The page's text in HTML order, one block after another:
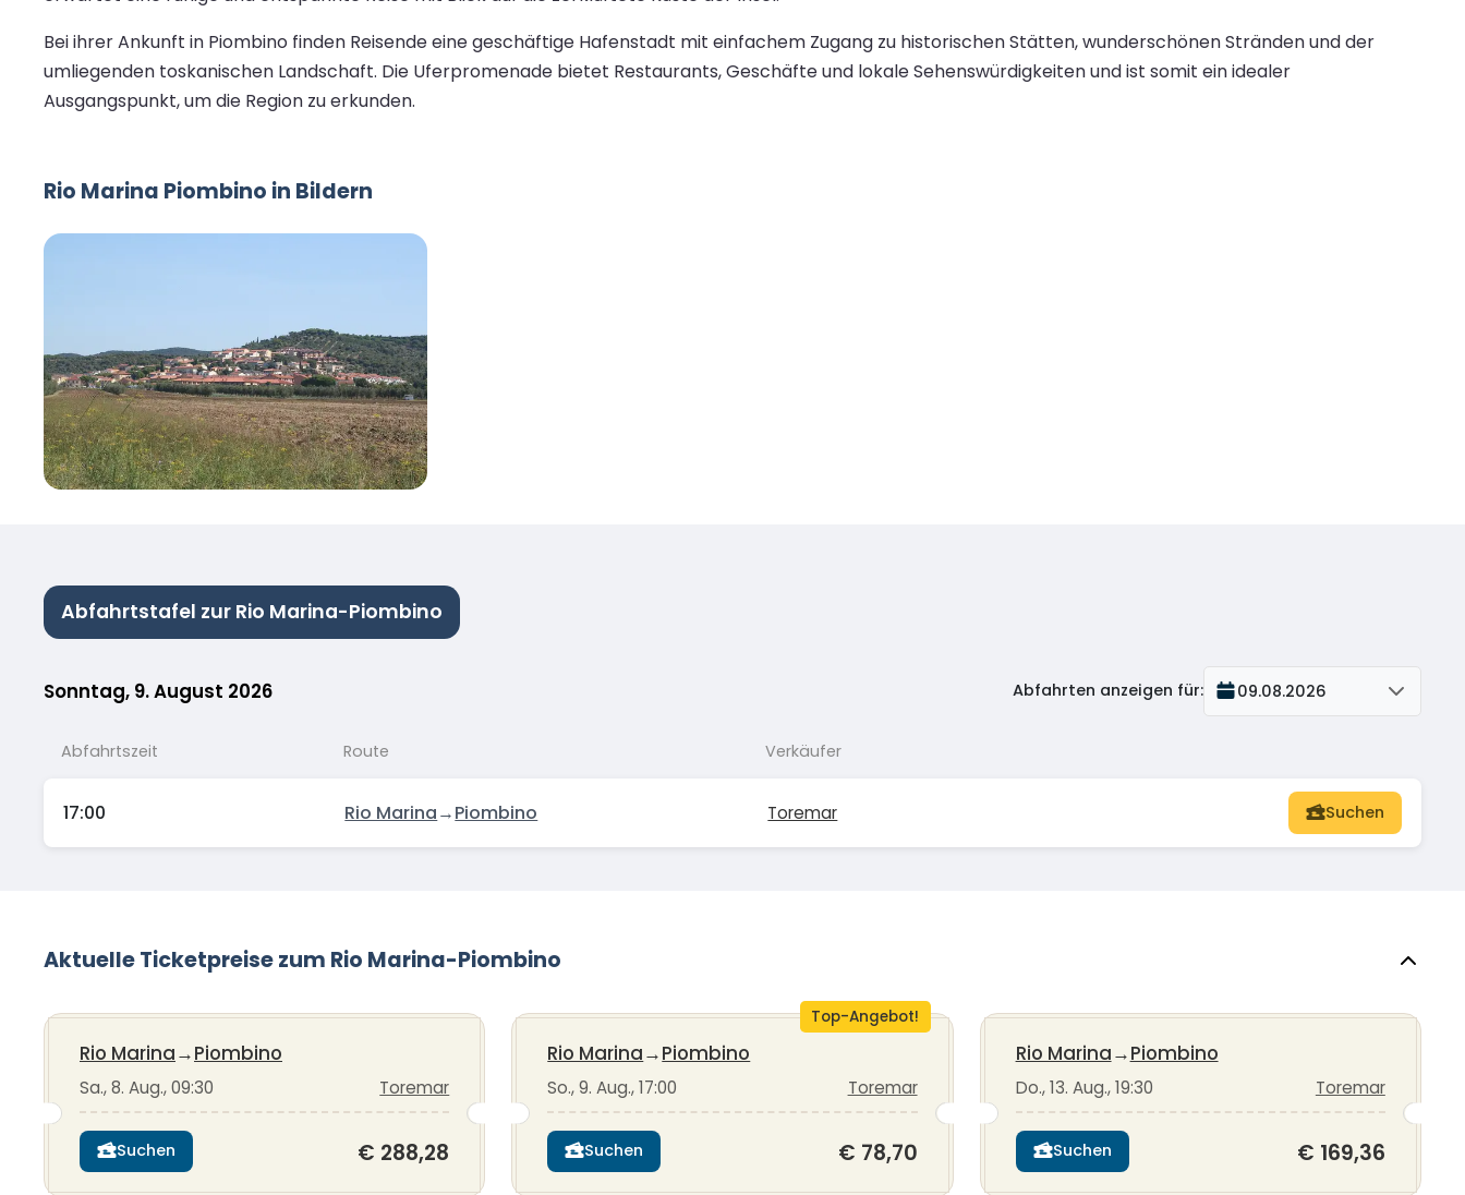
Bei ihrer Ankunft in Piombino finden Reisende eine geschäftige Hafenstadt mit einfachem Zugang zu historischen Stätten, wunderschönen Stränden und der
umliegenden toskanischen Landschaft. Die Uferpromenade bietet Restaurants, Geschäfte und lokale Sehenswürdigkeiten und ist somit ein idealer
Ausgangspunkt, um die Region zu erkunden.
Rio Marina Piombino in Bildern
Abfahrtstafel zur Rio Marina-Piombino
Sonntag, 9. August 2026 Abfahrten anzeigen für: 09.08.2026
Abfahrtszeit Route Verkäufer
17:00 Rio Marina→Piombino Toremar Suchen
Aktuelle Ticketpreise zum Rio Marina-Piombino
Rio Marina→Piombino
Sa., 8. Aug., 09:30 Toremar
Suchen € 288,28
Top-Angebot!
Rio Marina→Piombino
So., 9. Aug., 17:00 Toremar
Suchen € 78,70
Rio Marina→Piombino
Do., 13. Aug., 19:30 Toremar
Suchen € 169,36